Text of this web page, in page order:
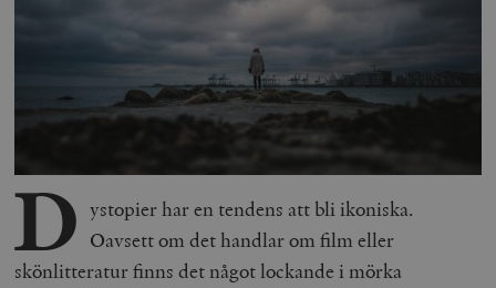
D ystopier har en tendens att bli ikoniska.
Oavsett om det handlar om film eller
skönlitteratur finns det något lockande i mörka